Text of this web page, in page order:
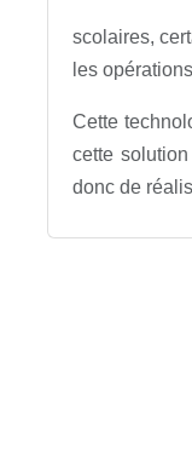
scolaires,
les
Cette
cette
donc de